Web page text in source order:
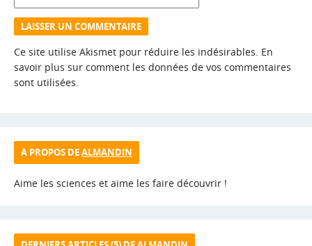
Ce site utilise Akismet pour réduire les indésirables. En
savoir plus sur comment les données de vos commentaires
sont utilisées
A PROPOS DEALMANDIN
Aime les sciences et aime les faire découvrir !